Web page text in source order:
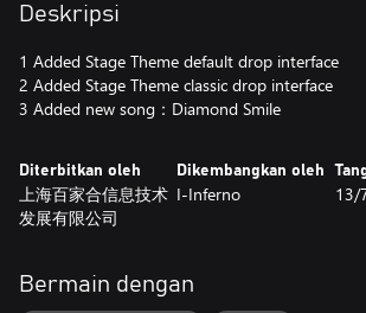
Deskripsi
1 Added Stage Theme default drop interface
2 Added Stage Theme classic drop interface
3 Added new song：Diamond Smile
Diterbitkan oleh
上海百家合信息技术
发展有限公司
Dikembangkan oleh
I-Inferno 13/
Bermain dengan